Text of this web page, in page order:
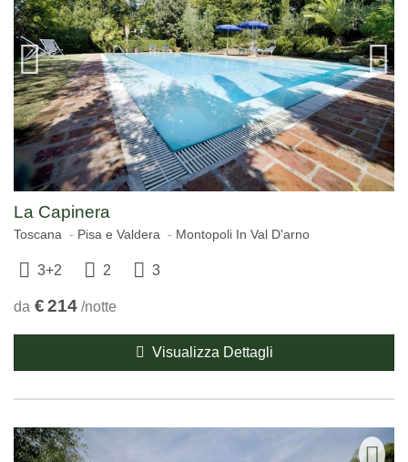
La Capinera
Toscana Pisa e Valdera Montopoli In Val D'arno
3+2 2 3
da €214 /notte
Visualizza Dettagli